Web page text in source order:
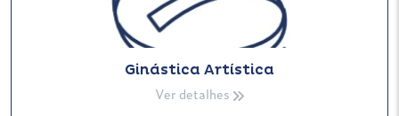
Ginástica Artística
Ver detalhes